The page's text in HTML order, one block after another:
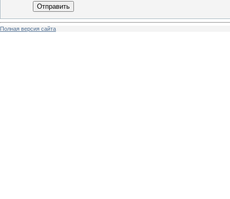
Отправить
Полная версия сайта